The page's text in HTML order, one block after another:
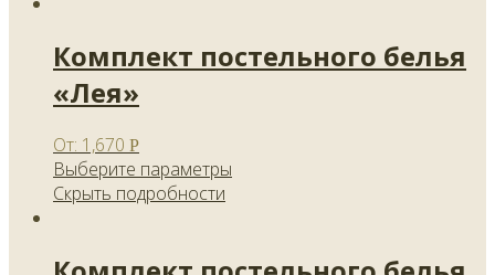
Комплект постельного белья
«Лея»
От: 1,670 Р
Выберите параметры
Скрыть подробности